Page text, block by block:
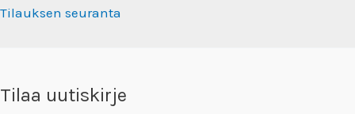
Tilauksen seuranta
Tilaa uutiskirje